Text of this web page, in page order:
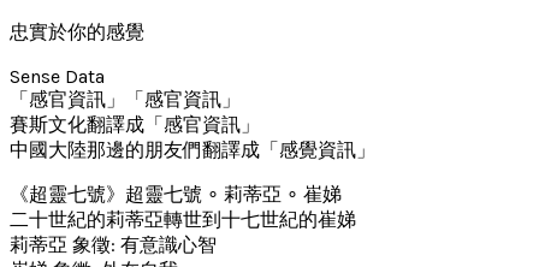
忠實於你的感覺
Sense Data
「感官資訊」「感官資訊」
賽斯文化翻譯成「感官資訊」
中國大陸那邊的朋友們翻譯成「感覺資訊」
《超靈七號》超靈七號 ∘ 莉蒂亞 ∘ 崔娣
二十世紀的莉蒂亞轉世到十七世紀的崔娣
莉蒂亞 象徵: 有意識心智